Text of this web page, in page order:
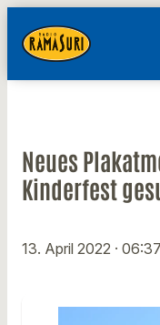
Neues
Kinderfest
13. April 2022 ·